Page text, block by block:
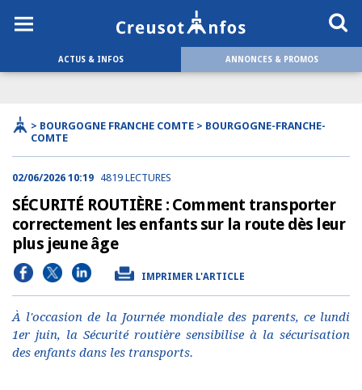
ACTUS & INFOS ANNONCES & PROMOS
> BOURGOGNE FRANCHE COMTE > BOURGOGNE-FRANCHE-
COMTE
02/06/2026 10:19 4819 LECTURES
SÉCURITÉ ROUTIÈRE : Comment transporter
correctement les enfants sur la route dès leur
plus jeune âge
IMPRIMER L'ARTICLE
À l'occasion de la Journée mondiale des parents, ce lundi
1er juin, la Sécurité routière sensibilise à la sécurisation
des enfants dans les transports.